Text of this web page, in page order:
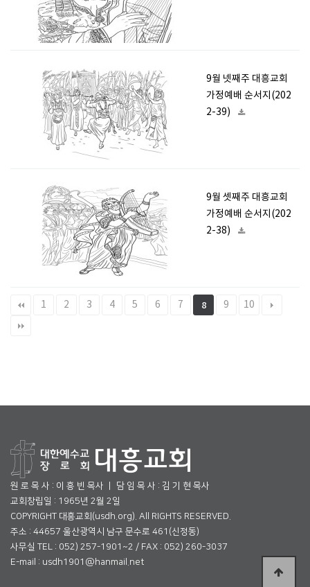
9월 넷째주 대흥교회
가정예배 순서지(202
2-39)
9월 셋째주 대흥교회
가정예배 순서지(202
2-38)
1 2 3 4 5 6 7 8 9 10
원 로 목 사 : 이 흥 빈 목사 ㅣ 담 임 목 사 : 김 기 현 목사
교회창립일 : 1965년 2월 2일
COPYRIGHT 대흥교회(usdh.org). All RIGHTS RESERVED.
주소 : 44657 울산광역시 남구 문수로 461(신정동)
사무실 TEL : 052) 257-1901~2 / FAX : 052) 260-3037
E-mail : usdh1901@hanmail.net